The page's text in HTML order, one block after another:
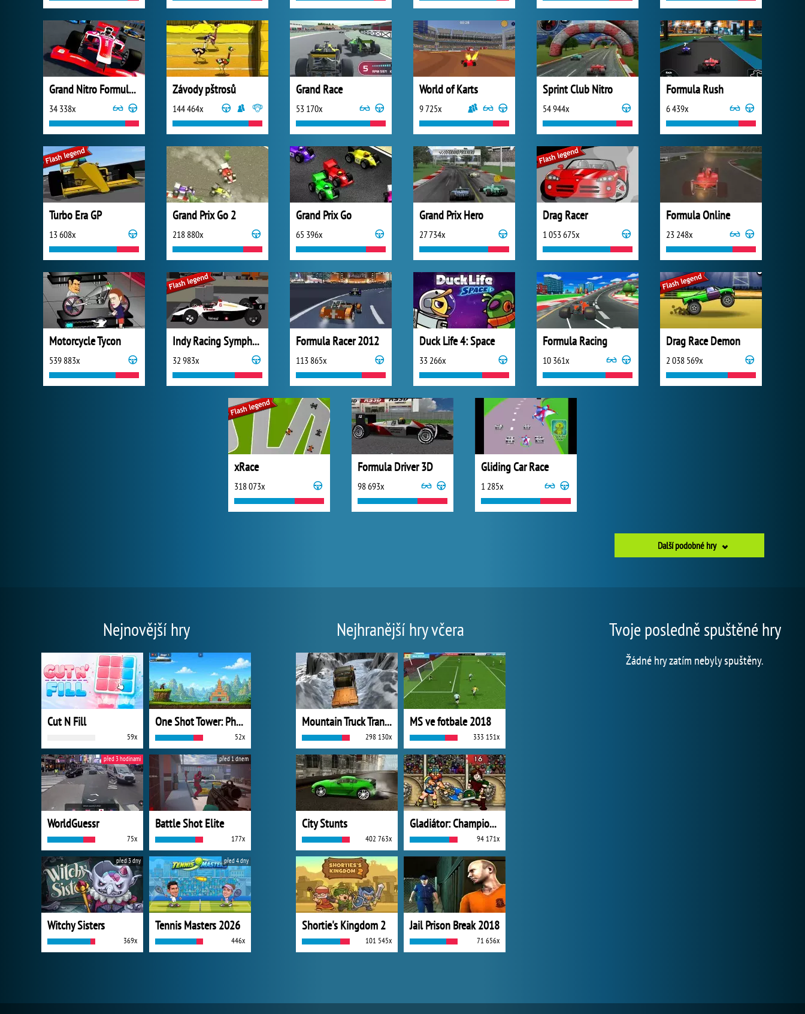
Grand Nitro Formula Racing
34 338x
Závody pštrosů
144 464x
Grand Race
53 170x
World of Karts
9 725x
Sprint Club Nitro
54 944x
Formula Rush
6 439x
Turbo Era GP
13 608x
Grand Prix Go 2
218 880x
Grand Prix Go
65 396x
Grand Prix Hero
27 734x
Drag Racer
1 053 675x
Formula Online
23 248x
Motorcycle Tycon
539 883x
Indy Racing Symphony
32 983x
Formula Racer 2012
113 865x
Duck Life 4: Space
33 266x
Formula Racing
10 361x
Drag Race Demon
2 038 569x
xRace
318 073x
Formula Driver 3D
98 693x
Gliding Car Race
1 285x
Další podobné hry
Nejnovější hry
Cut N Fill
59x
One Shot Tower: Physics Destroyer
52x
WorldGuessr
75x
před 3 hodinami
Battle Shot Elite
177x
před 1 dnem
Witchy Sisters
369x
před 3 dny
Tennis Masters 2026
446x
před 4 dny
Nejhranější hry včera
Mountain Truck Transport
298 130x
MS ve fotbale 2018
333 151x
City Stunts
402 763x
Gladiátor: Champions Sprint
94 171x
Shortie's Kingdom 2
101 545x
Jail Prison Break 2018
71 656x
Tvoje posledně spuštěné hry
Žádné hry zatím nebyly spuštěny.